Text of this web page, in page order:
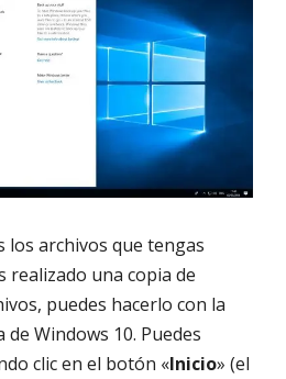
los archivos que tengas
realizado una copia de
puedes hacerlo con la
Windows 10. Puedes
clic en el botón «Inicio» (el